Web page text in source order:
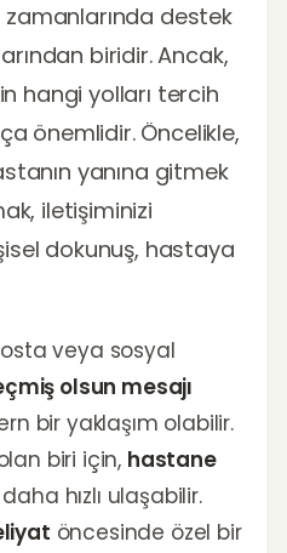
destek
biridir. Ancak,
hangi yolları tercih
önemlidir. Öncelikle,
yanına gitmek
iletişiminizi
dokunuş, hastaya
veya sosyal
olsun mesajı
bir yaklaşım olabilir.
biri için, hastane
hızlı ulaşabilir.
öncesinde özel bir